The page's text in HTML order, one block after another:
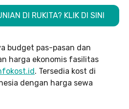
DI RUKITA? KLIK DI SINI
budget pas-pasan dan
harga ekonomis fasilitas
. Tersedia kost di
dengan harga sewa